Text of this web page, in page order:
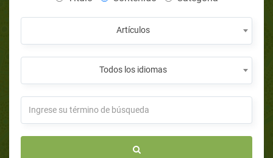
Artículos
Todos los idiomas